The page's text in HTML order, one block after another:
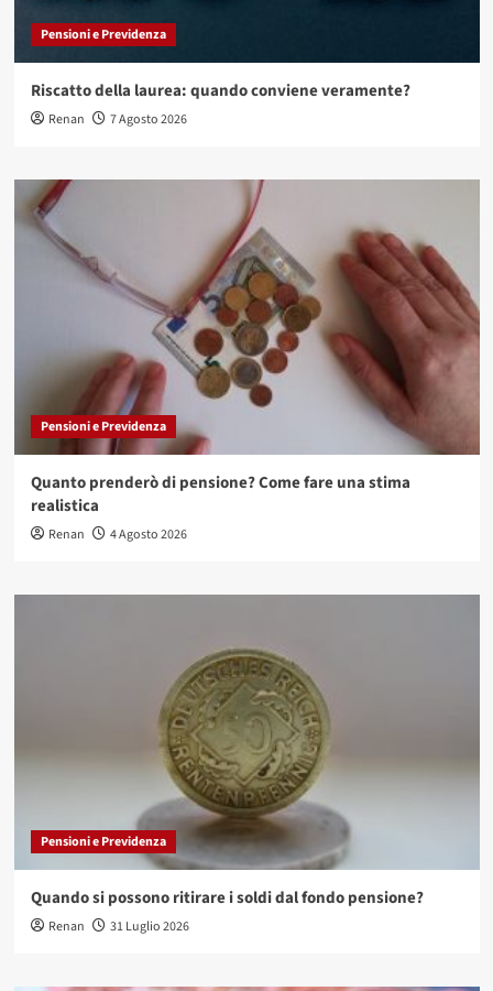
Pensioni e Previdenza
Riscatto della laurea: quando conviene veramente?
Renan 7 Agosto 2026
Pensioni e Previdenza
Quanto prenderò di pensione? Come fare una stima
realistica
Renan 4 Agosto 2026
Pensioni e Previdenza
Quando si possono ritirare i soldi dal fondo pensione?
Renan 31 Luglio 2026